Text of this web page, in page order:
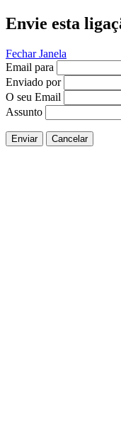
Envie esta
Fechar Janela
Email para
Enviado por
O seu Email
Assunto
Enviar Cancelar